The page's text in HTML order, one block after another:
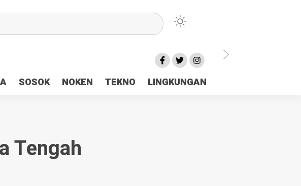
SOSOK NOKEN TEKNO LINGKUNGAN
di Deklarasi Pemilu Ceria Tanah Papua
Persen, Deposit Kas Daerah Rp23 Miliar Disorot
Tengah